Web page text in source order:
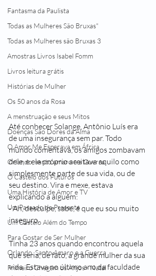
Fantasma da Paulista
Todas as Mulheres São Bruxas"
Todas as Mulheres são Bruxas 3
Amostras Livros Isabel Fomm
Livros leitura grátis
Histórias de Mulher
Os 50 anos da Rosa
A menstruação e seus Mitos
Doenças São Dores da Alma
O Amor Me Esperava em África
Orlando, santo amaro e a Guerra
O Castelo dos Futuros
Uma História de Amor e TV
Um Passado de Presente
Um Castelo Além do Tempo
Para Gostar de Ser Mulher
Orlando, Santo Amaro e a Guerra
Primeiro Chegam os Anjos - Natal
Até conhecer Solange, Antônio Luís era
de uma insegurança sem par. Todo
mundo comentava, os amigos zombavam
dele, e ele próprio aceitava aquilo como
simplesmente parte de sua vida, ou de
seu destino. Vira e mexe, estava
explicando a alguém:
- Ah, desculpe, sabe, é que eu sou muito
inseguro.
Tinha 23 anos quando encontrou aquela
que seria, de fato, a grande mulher da sua
vida. Estava no último ano da faculdade